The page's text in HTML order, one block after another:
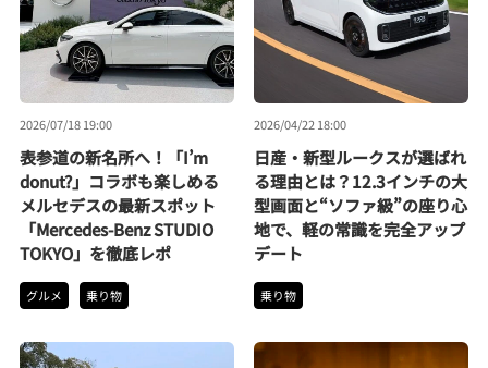
2026/07/18 19:00
表参道の新名所へ！「I’m
donut?」コラボも楽しめる
メルセデスの最新スポット
「Mercedes-Benz STUDIO
TOKYO」を徹底レポ
グルメ 乗り物
2026/04/22 18:00
日産・新型ルークスが選ばれ
る理由とは？12.3インチの大
型画面と“ソファ級”の座り心
地で、軽の常識を完全アップ
デート
乗り物